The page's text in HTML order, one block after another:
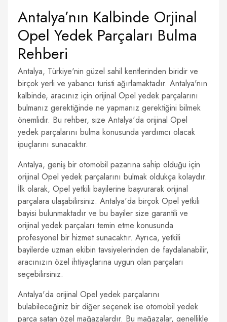
Antalya’nın Kalbinde Orjinal
Opel Yedek Parçaları Bulma
Rehberi
Antalya, Türkiye'nin güzel sahil kentlerinden biridir ve
birçok yerli ve yabancı turisti ağırlamaktadır. Antalya'nın
kalbinde, aracınız için orijinal Opel yedek parçalarını
bulmanız gerektiğinde ne yapmanız gerektiğini bilmek
önemlidir. Bu rehber, size Antalya'da orijinal Opel
yedek parçalarını bulma konusunda yardımcı olacak
ipuçlarını sunacaktır.
Antalya, geniş bir otomobil pazarına sahip olduğu için
orijinal Opel yedek parçalarını bulmak oldukça kolaydır.
İlk olarak, Opel yetkili bayilerine başvurarak orijinal
parçalara ulaşabilirsiniz. Antalya'da birçok Opel yetkili
bayisi bulunmaktadır ve bu bayiler size garantili ve
orijinal yedek parçaları temin etme konusunda
profesyonel bir hizmet sunacaktır. Ayrıca, yetkili
bayilerde uzman ekibin tavsiyelerinden de faydalanabilir,
aracınızın özel ihtiyaçlarına uygun olan parçaları
seçebilirsiniz.
Antalya'da orijinal Opel yedek parçalarını
bulabileceğiniz bir diğer seçenek ise otomobil yedek
parça satan özel mağazalardır. Bu mağazalar, genellikle